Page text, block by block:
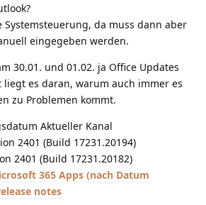
da muss dann aber
eingegeben werden.
30.01. und 01.02. ja Office Updates
liegt es daran, warum auch immer es
zu Problemen kommt.
Aktueller Kanal
2401 (Build 17231.20194)
2401 (Build 17231.20182)
365 Apps (nach Datum
notes